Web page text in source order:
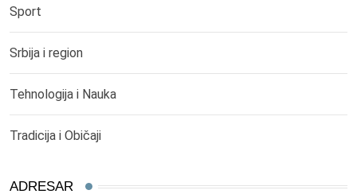
Sport
Srbija i region
Tehnologija i Nauka
Tradicija i Običaji
ADRESAR